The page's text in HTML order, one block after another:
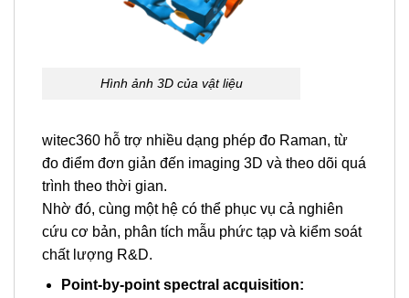
Hình ảnh 3D của vật liệu
witec360 hỗ trợ nhiều dạng phép đo Raman, từ
đo điểm đơn giản đến imaging 3D và theo dõi quá
trình theo thời gian.
Nhờ đó, cùng một hệ có thể phục vụ cả nghiên
cứu cơ bản, phân tích mẫu phức tạp và kiểm soát
chất lượng R&D.
Point-by-point spectral acquisition: